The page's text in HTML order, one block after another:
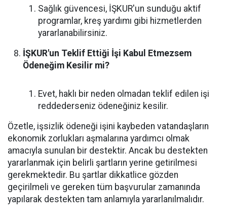
Sağlık güvencesi, İŞKUR'un sunduğu aktif
programlar, kreş yardımı gibi hizmetlerden
yararlanabilirsiniz.
İŞKUR'un Teklif Ettiği İşi Kabul Etmezsem
Ödeneğim Kesilir mi?
Evet, haklı bir neden olmadan teklif edilen işi
reddederseniz ödeneğiniz kesilir.
Özetle, işsizlik ödeneği işini kaybeden vatandaşların
ekonomik zorlukları aşmalarına yardımcı olmak
amacıyla sunulan bir destektir. Ancak bu destekten
yararlanmak için belirli şartların yerine getirilmesi
gerekmektedir. Bu şartlar dikkatlice gözden
geçirilmeli ve gereken tüm başvurular zamanında
yapılarak destekten tam anlamıyla yararlanılmalıdır.